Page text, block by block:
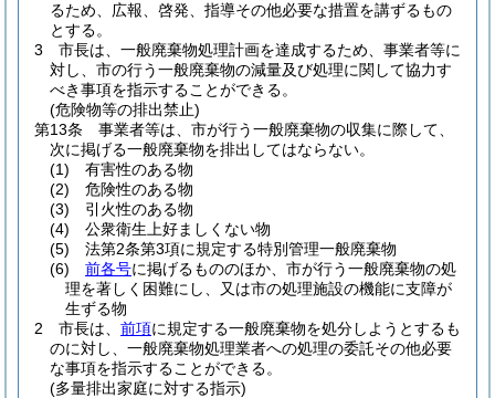
るため、広報、啓発、指導その他必要な措置を講ずるもの
とする。
3
市長は、一般廃棄物処理計画を達成するため、事業者等に
対し、市の行う一般廃棄物の減量及び処理に関して協力す
べき事項を指示することができる。
(危険物等の排出禁止)
第13条
事業者等は、市が行う一般廃棄物の収集に際して、
次に掲げる一般廃棄物を排出してはならない。
(1)
有害性のある物
(2)
危険性のある物
(3)
引火性のある物
(4)
公衆衛生上好ましくない物
(5)
法第2条第3項に規定する特別管理一般廃棄物
(6)
前各号に掲げるもののほか、市が行う一般廃棄物の処
理を著しく困難にし、又は市の処理施設の機能に支障が
生ずる物
2
市長は、 前項に規定する一般廃棄物を処分しようとするも
のに対し、一般廃棄物処理業者への処理の委託その他必要
な事項を指示することができる。
(多量排出家庭に対する指示)